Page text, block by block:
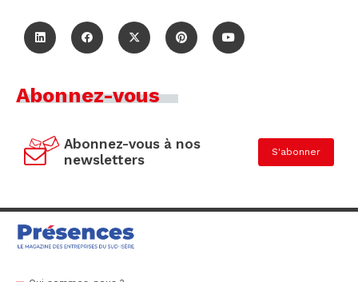
Abonnez-vous
Abonnez-vous à nos
newsletters
S'abonner